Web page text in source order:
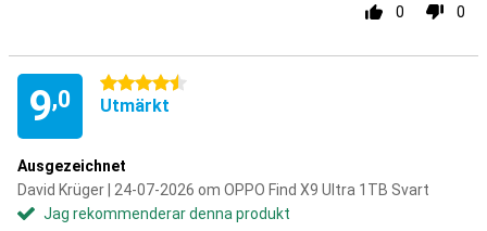
0 0
9,0
4.5 stjärnor
Utmärkt
Ausgezeichnet
David Krüger | 24-07-2026 om OPPO Find X9 Ultra 1TB Svart
Jag rekommenderar denna produkt